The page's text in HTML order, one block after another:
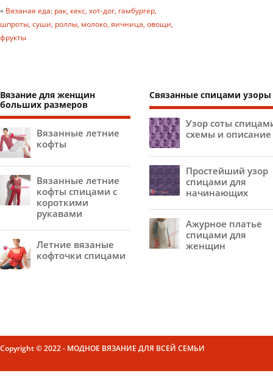
« Вязаная еда: рак, кекс, хот-дог, гамбургер,
шпроты, суши, роллы, молоко, яичница, овощи,
фрукты
Вязание для женщин
больших размеров
Вязанные летние
кофты
Вязанные летние
кофты спицами с
короткими
рукавами
Летние вязаные
кофточки спицами
Связанные спицами узоры
Узор соты
схемы и описание
Простейший узор
спицами для
начинающих
Ажурное платье
спицами для
женщин
Copyright © 2022 - МОДНОЕ ВЯЗАНИЕ ДЛЯ ВСЕЙ СЕМЬИ